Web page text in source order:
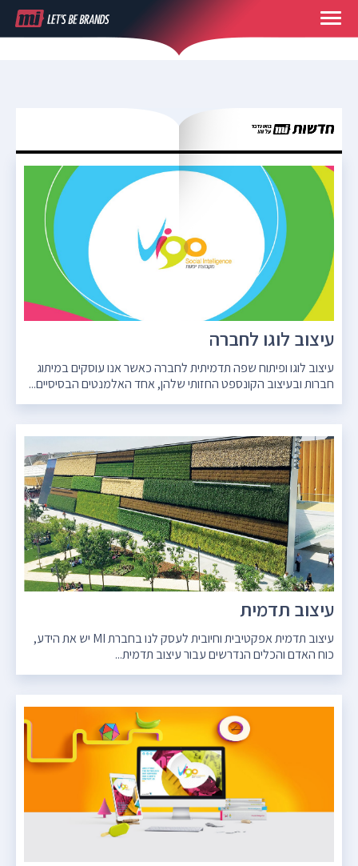
עיצוב לוגו לחברה
עיצוב לוגו ופיתוח שפה תדמיתית לחברה כאשר אנו עוסקים במיתוג
חברות ובעיצוב הקונספט החזותי שלהן, אחד האלמנטים הבסיסיים...
עיצוב תדמית
עיצוב תדמית אפקטיבית וחיובית לעסק לנו בחברת MI יש את הידע,
כוח האדם והכלים הנדרשים עבור עיצוב תדמית...